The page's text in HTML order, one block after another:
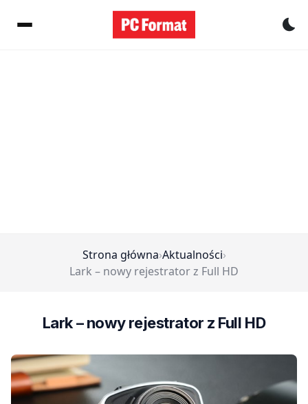
Strona główna›Aktualności›
Lark – nowy rejestrator z Full HD
Lark – nowy rejestrator z Full HD